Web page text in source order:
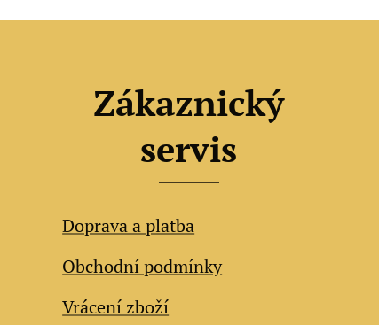
Zákaznický
servis
Doprava a platba
Obchodní podmínky
Vrácení zboží